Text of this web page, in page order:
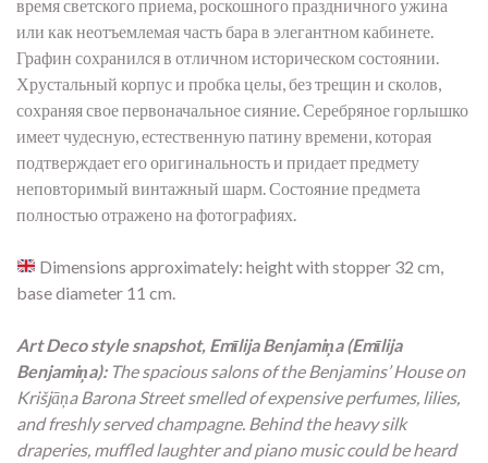
время светского приема, роскошного праздничного ужина
или как неотъемлемая часть бара в элегантном кабинете.
Графин сохранился в отличном историческом состоянии.
Хрустальный корпус и пробка целы, без трещин и сколов,
сохраняя свое первоначальное сияние. Серебряное горлышко
имеет чудесную, естественную патину времени, которая
подтверждает его оригинальность и придает предмету
неповторимый винтажный шарм. Состояние предмета
полностью отражено на фотографиях.
Dimensions approximately: height with stopper 32 cm,
base diameter 11 cm.
Art Deco style snapshot, Emīlija Benjamiņa (Emīlija
Benjamiņa): The spacious salons of the Benjamins’ House on
Krišjāņa Barona Street smelled of expensive perfumes, lilies,
and freshly served champagne. Behind the heavy silk
draperies, muffled laughter and piano music could be heard